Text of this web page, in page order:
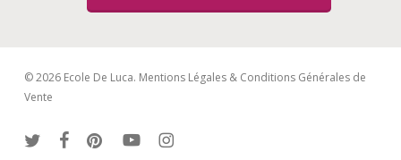
© 2026 Ecole De Luca. Mentions Légales & Conditions Générales de
Vente
twitter facebookpinterestyoutubeinstagram